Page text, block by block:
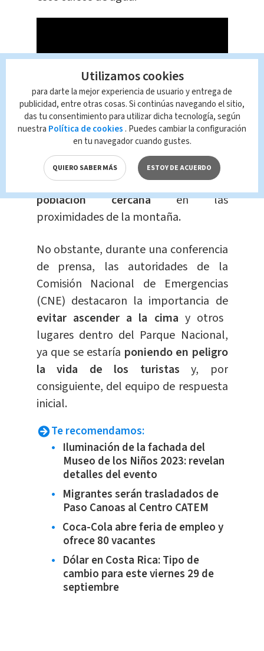
Una ventaja es que este volcán está
ubicado en el Parque Nacional Rincón
de la Vieja, por lo tanto,no hay
población cercanaen las
proximidades de la montaña.
No obstante, durante una conferencia
de prensa, las autoridades de la
Comisión Nacional de Emergencias
(CNE) destacaron la importancia de
evitar ascender a la cima y otros
lugares dentro del Parque Nacional,
ya que se estaría poniendo en peligro
la vida de los turistas y, por
consiguiente, del equipo de respuesta
inicial.
Te recomendamos:
Iluminación de la fachada del
Museo de los Niños 2023: revelan
detalles del evento
Migrantes serán trasladados de
Paso Canoas al Centro CATEM
Coca-Cola abre feria de empleo y
ofrece 80 vacantes
Dólar en Costa Rica: Tipo de
cambio para este viernes 29 de
septiembre
Utilizamos cookies
para darte la mejor experiencia de usuario y entrega de
publicidad, entre otras cosas. Si continúas navegando el sitio,
das tu consentimiento para utilizar dicha tecnología, según
nuestra Política de cookies . Puedes cambiar la configuración
en tu navegador cuando gustes.
QUIERO SABER MÁS ESTOY DE ACUERDO